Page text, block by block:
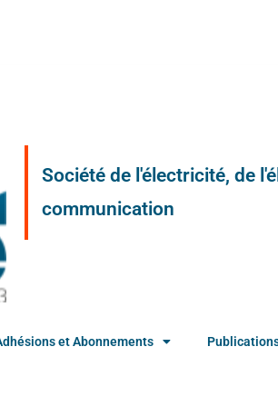
Société de l'électricité, de
communication
et Abonnements